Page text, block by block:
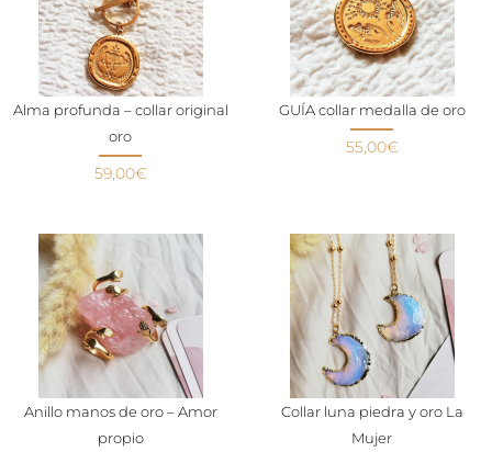
Alma profunda – collar original
oro
59,00€
GUÍA collar medalla de oro
55,00€
Anillo manos de oro – Amor
propio
Collar luna piedra y oro La
Mujer